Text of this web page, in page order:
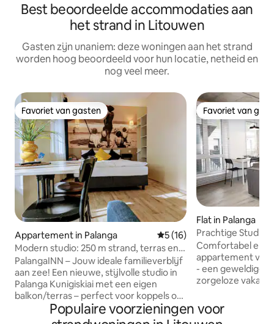
Best beoordeelde accommodaties aan
het strand in Litouwen
Gasten zijn unaniem: deze woningen aan het strand
worden hoog beoordeeld voor hun locatie, netheid en
nog veel meer.
Favoriet van gasten
Favoriet van gasten
Appartement in Palanga Gemiddelde beoordeling
5 (16)
Modern studio: 250 m strand, terras en
gratis parkeren
PalangaINN – Jouw ideale familieverblijf
aan zee! ​Een nieuwe, stijlvolle studio in
Palanga Kunigiskiai met een eigen
balkon/terras – perfect voor koppels of
kleine gezinnen. Onze geluiddichte
appartementen zorgen voor een rustig
Favoriet van
Favoriet van
Flat in Palanga
Prachtige Studio
Comfortabel en
appartement van
- een geweldige
zorgeloze
naar de
slechts 1 minuut
Populaire voorzieningen voor